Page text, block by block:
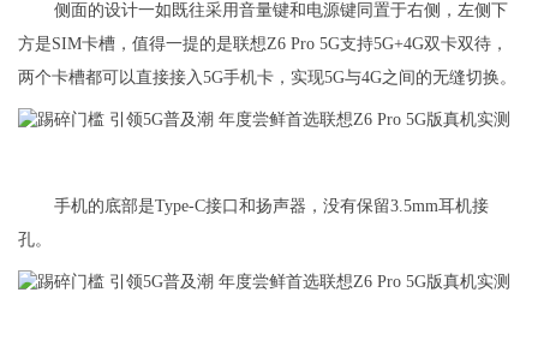
侧面的设计一如既往采用音量键和电源键同置于右侧，左侧下
方是SIM卡槽，值得一提的是联想Z6 Pro 5G支持5G+4G双卡双待，
两个卡槽都可以直接接入5G手机卡，实现5G与4G之间的无缝切换。
手机的底部是Type-C接口和扬声器，没有保留3.5mm耳机接
孔。